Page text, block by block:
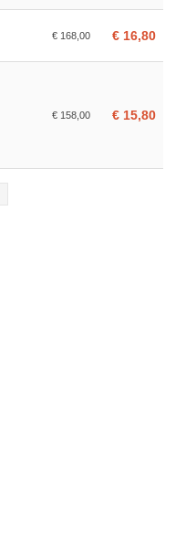
€ 168,00 € 16,80
€ 158,00 € 15,80